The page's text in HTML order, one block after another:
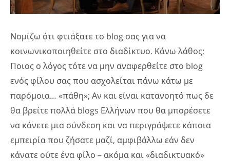
Νομίζω ότι φτιάξατε το blog σας για να
κοινωνικοποιηθείτε στο διαδίκτυο. Κάνω λάθος;
Ποιος ο λόγος τότε να μην αναφερθείτε στο blog
ενός φίλου σας που ασχολείται πάνω κάτω με
παρόμοια… «πάθη»; Αν και είναι κατανοητό πως δε
θα βρείτε πολλά blogs Ελλήνων που θα μπορέσετε
να κάνετε μια σύνδεση και να περιγράψετε κάποια
εμπειρία που ζήσατε μαζί, αμφιβάλλω εάν δεν
κάνατε ούτε ένα φίλο – ακόμα και «διαδικτυακό»